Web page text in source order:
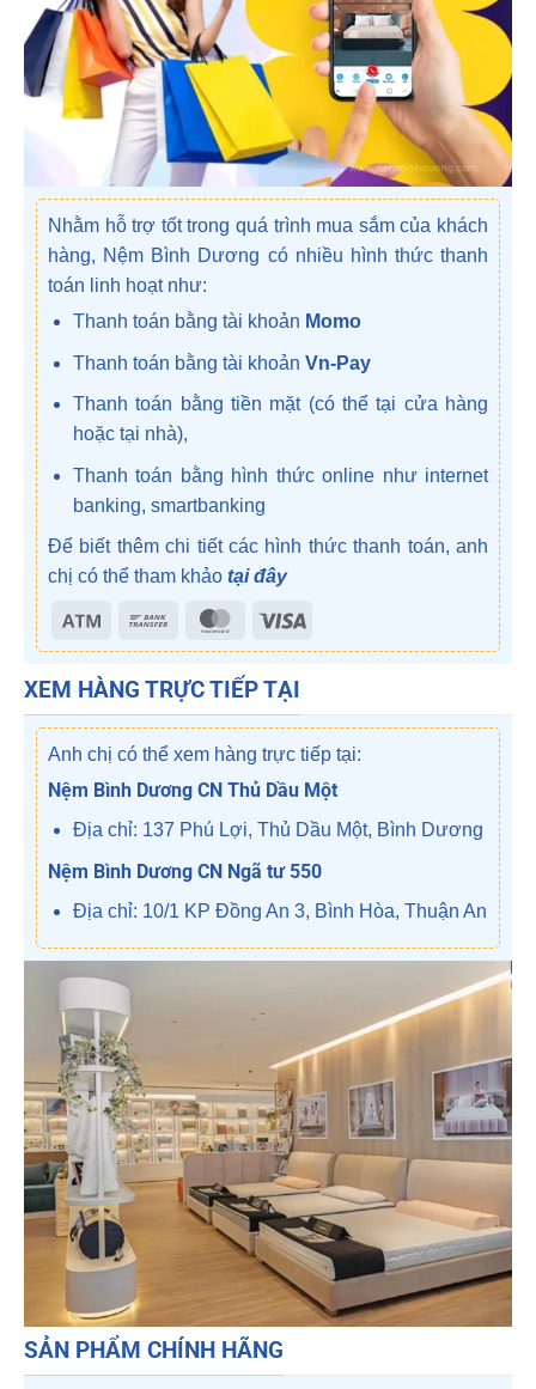
Nhằm hỗ trợ tốt trong quá trình mua sắm của khách
hàng, Nệm Bình Dương có nhiều hình thức thanh
toán linh hoạt như:
Thanh toán bằng tài khoản Momo
Thanh toán bằng tài khoản Vn-Pay
Thanh toán bằng tiền mặt (có thể tại cửa hàng
hoặc tại nhà),
Thanh toán bằng hình thức online như internet
banking, smartbanking
Để biết thêm chi tiết các hình thức thanh toán, anh
chị có thể tham khảo tại đây
Atm
Bank
Transfer
MasterCard
XEM HÀNG TRỰC TIẾP TẠI
Anh chị có thể xem hàng trực tiếp tại:
Nệm Bình Dương CN Thủ Dầu Một
Địa chỉ: 137 Phú Lợi, Thủ Dầu Một, Bình Dương
Nệm Bình Dương CN Ngã tư 550
Địa chỉ: 10/1 KP Đồng An 3, Bình Hòa, Thuận An
SẢN PHẨM CHÍNH HÃNG